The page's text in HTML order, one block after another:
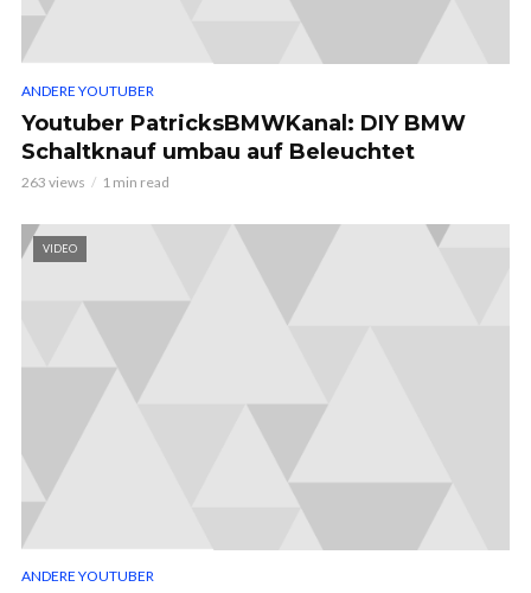
ANDERE YOUTUBER
Youtuber PatricksBMWKanal: DIY BMW
Schaltknauf umbau auf Beleuchtet
263 views 1 min read
VIDEO
ANDERE YOUTUBER